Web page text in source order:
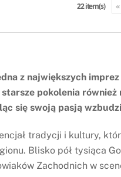
22 item(s) «
z największych
pokolenia
się swoją pasją
tradycji i kultury,
Blisko pół tysiąca
Zachodnich w